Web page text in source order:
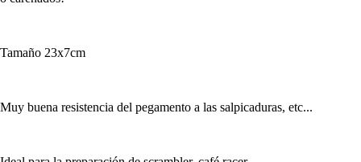
Tamaño 23x7cm
Muy buena resistencia del pegamento a las salpicaduras, etc...